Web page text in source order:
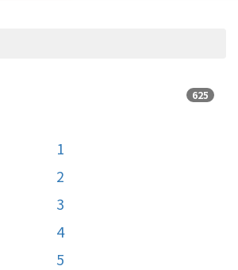
625
1
2
3
4
5